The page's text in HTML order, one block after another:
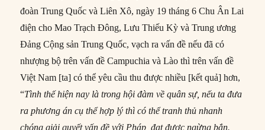
đoàn Trung Quốc và Liên Xô, ngày 19 tháng 6 Chu Ân Lai
điện cho Mao Trạch Đông, Lưu Thiếu Kỳ và Trung ương
Đảng Cộng sản Trung Quốc, vạch ra vấn đề nếu đã có
nhượng bộ trên vấn đề Campuchia và Lào thì trên vấn đề
Việt Nam [ta] có thể yêu cầu thu được nhiều [kết quả] hơn,
“Tình thế hiện nay là trong hội đàm về quân sự, nếu ta đưa
ra phương án cụ thể hợp lý thìcó thểtranh thủ nhanh
chóng giải quyết vấn đềvới Pháp, đạt được ngừng bắn.